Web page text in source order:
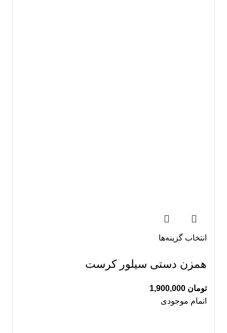
انتخاب گزینه‌ها
همزن دستی سیلور کرست
تومان
اتمام موجودی